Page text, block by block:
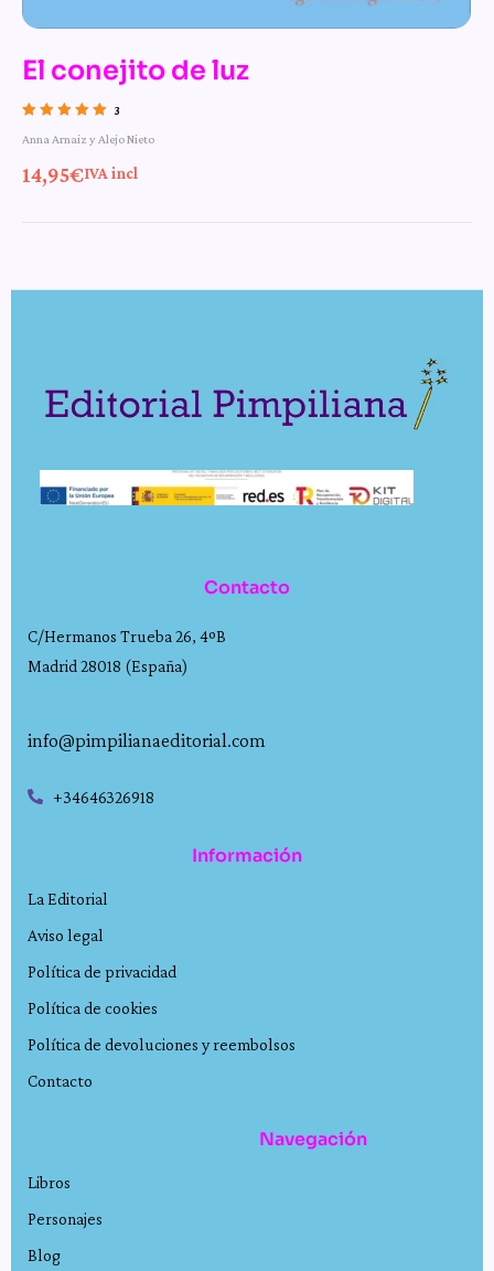
El conejito de luz
3
Anna Arnaiz y Alejo Nieto
14,95€IVA incl
Contacto
C/Hermanos Trueba 26, 4ºB
Madrid 28018 (España)
info@pimpilianaeditorial.com
+34646326918
Información
La Editorial
Aviso legal
Política de privacidad
Política de cookies
Política de devoluciones y reembolsos
Contacto
Navegación
Libros
Personajes
Blog